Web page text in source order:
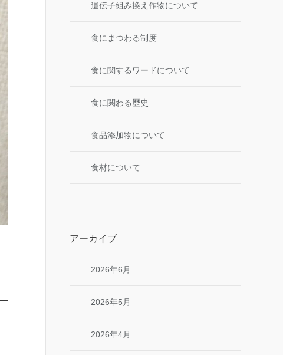
遺伝子組み換え作物について
食にまつわる制度
食に関するワードについて
食に関わる歴史
食品添加物について
食材について
アーカイブ
2026年6月
2026年5月
2026年4月